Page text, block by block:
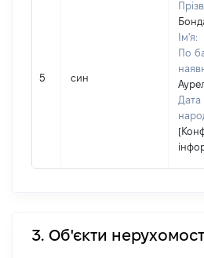
5 син
Ім'я:
По
Дата
3. Об'єкти